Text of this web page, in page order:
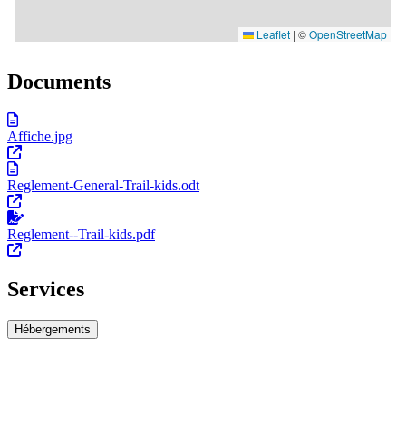
Documents
Affiche.jpg
Reglement-General-Trail-kids.odt
Reglement--Trail-kids.pdf
Services
Hébergements